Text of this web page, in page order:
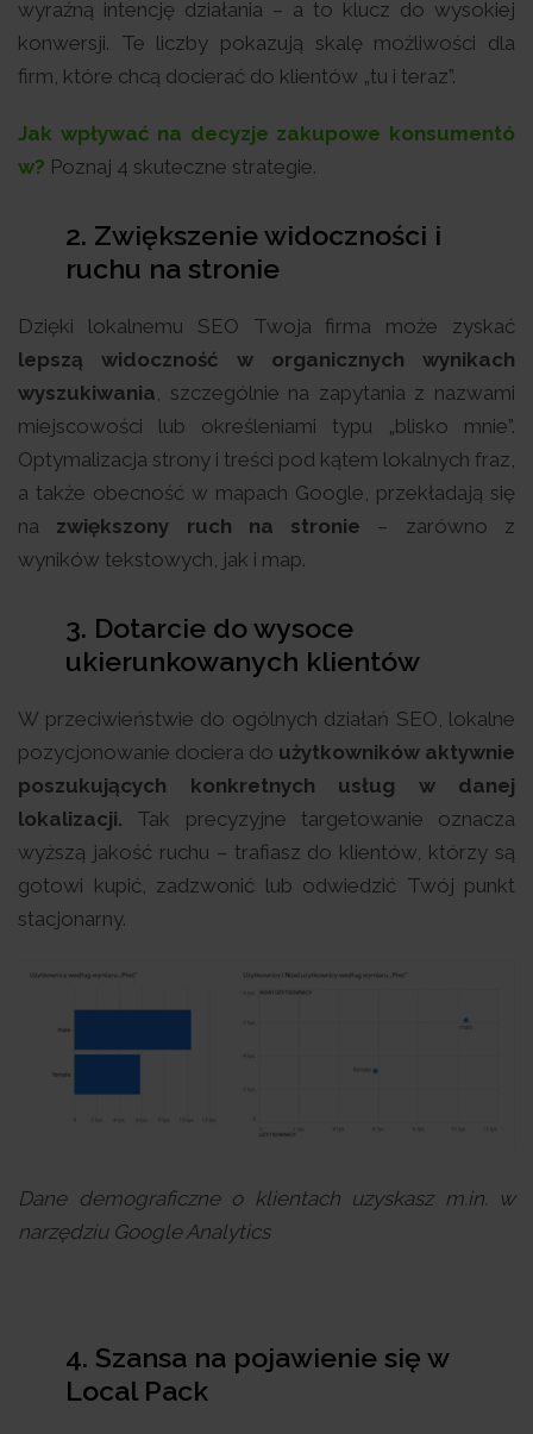
wyraźną intencję działania – a to klucz do wysokiej
konwersji. Te liczby pokazują skalę możliwości dla
firm, które chcą docierać do klientów „tu i teraz”.
Jak wpływać na decyzje zakupowe konsumentó
w? Poznaj 4 skuteczne strategie.
2. Zwiększenie widoczności i
ruchu na stronie
Dzięki lokalnemu SEO Twoja firma może zyskać
lepszą widoczność w organicznych wynikach
wyszukiwania, szczególnie na zapytania z nazwami
miejscowości lub określeniami typu „blisko mnie”.
Optymalizacja strony i treści pod kątem lokalnych fraz,
a także obecność w mapach Google, przekładają się
na zwiększony ruch na stronie – zarówno z
wyników tekstowych, jak i map.
3. Dotarcie do wysoce
ukierunkowanych klientów
W przeciwieństwie do ogólnych działań SEO, lokalne
pozycjonowanie dociera do użytkowników aktywnie
poszukujących konkretnych usług w danej
lokalizacji. Tak precyzyjne targetowanie oznacza
wyższą jakość ruchu – trafiasz do klientów, którzy są
gotowi kupić, zadzwonić lub odwiedzić Twój punkt
stacjonarny.
Dane demograficzne o klientach uzyskasz m.in. w
narzędziu Google Analytics
4. Szansa na pojawienie się w
Local Pack